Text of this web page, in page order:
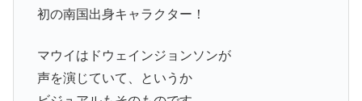
初の南国出身キャラクター！
マウイはドウェインジョンソンが
声を演じていて、というか